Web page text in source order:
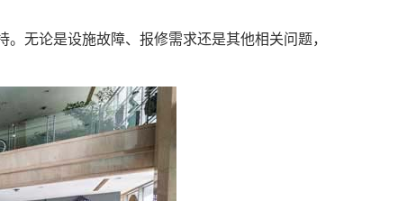
无论是设施故障、报修需求还是其他相关问题，